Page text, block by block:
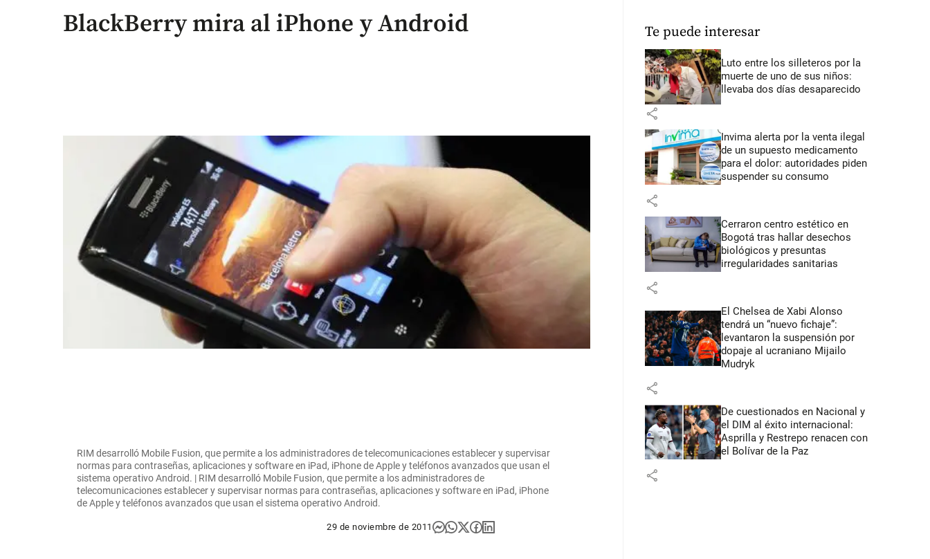
BlackBerry mira al iPhone y Android
RIM desarrolló Mobile Fusion, que permite a los administradores de telecomunicaciones establecer y supervisar
normas para contraseñas, aplicaciones y software en iPad, iPhone de Apple y teléfonos avanzados que usan el
sistema operativo Android. | RIM desarrolló Mobile Fusion, que permite a los administradores de
telecomunicaciones establecer y supervisar normas para contraseñas, aplicaciones y software en iPad, iPhone
de Apple y teléfonos avanzados que usan el sistema operativo Android.
29 de noviembre de 2011
Te puede interesar
Luto entre los silleteros por la
muerte de uno de sus niños:
llevaba dos días desaparecido
share
Invima alerta por la venta ilegal
de un supuesto medicamento
para el dolor: autoridades piden
suspender su consumo
share
Cerraron centro estético en
Bogotá tras hallar desechos
biológicos y presuntas
irregularidades sanitarias
share
El Chelsea de Xabi Alonso
tendrá un “nuevo fichaje”:
levantaron la suspensión por
dopaje al ucraniano Mijailo
Mudryk
share
De cuestionados en Nacional y
el DIM al éxito internacional:
Asprilla y Restrepo renacen con
el Bolívar de la Paz
share